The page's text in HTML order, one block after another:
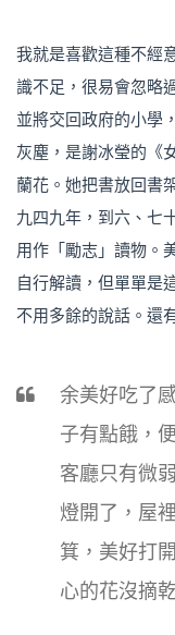
我就是喜歡這種不經
識不足，很易會忽略
並將交回政府的小學
灰塵，是謝冰瑩的《
蘭花。她把書放回書
九四九年，到六、七
用作「勵志」讀物。
自行解讀，但單單是
不用多餘的說話。還
余美好吃了
子有點餓，
客廳只有微
燈開了，屋
箕，美好打
心的花沒摘